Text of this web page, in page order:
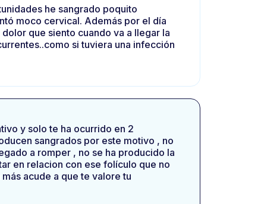
he sangrado poquito
moco cervical. Además por el día
que siento cuando va a llegar la
si tuviera una infección
y solo te ha ocurrido en 2
sangrados por este motivo , no
a romper , no se ha producido la
en relacion con ese folículo que no
acude a que te valore tu